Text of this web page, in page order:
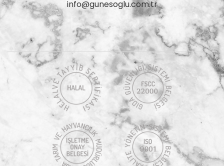
info@gunesoglu.com.tr